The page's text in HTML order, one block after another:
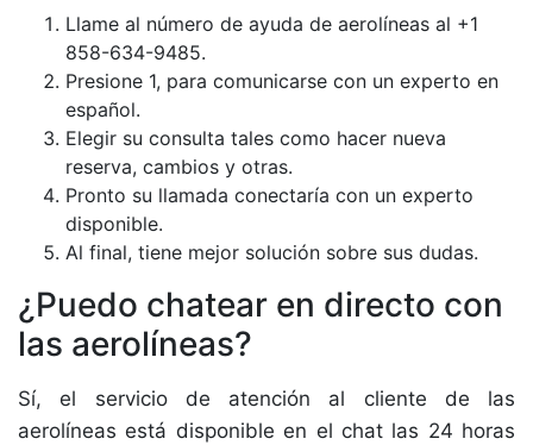
Llame al número de ayuda de aerolíneas al +1
858-634-9485.
Presione 1, para comunicarse con un experto en
español.
Elegir su consulta tales como hacer nueva
reserva, cambios y otras.
Pronto su llamada conectaría con un experto
disponible.
Al final, tiene mejor solución sobre sus dudas.
¿Puedo chatear en directo con
las aerolíneas?
Sí, el servicio de atención al cliente de las
aerolíneas está disponible en el chat las 24 horas